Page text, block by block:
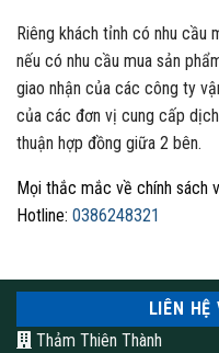
Riêng khách tỉnh có nhu cầu
nếu có nhu cầu mua sản
giao nhận của các công ty
của các đơn vị cung cấp
thuận hợp đồng giữa 2 bên.
Mọi thắc mắc về chính sách
Hotline: 0386248321
LIÊN HỆ
Thảm Thiên Thành